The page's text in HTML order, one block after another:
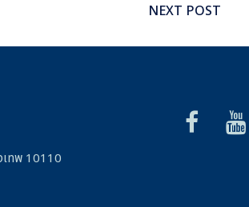
NEXT POST
เทพ 10110